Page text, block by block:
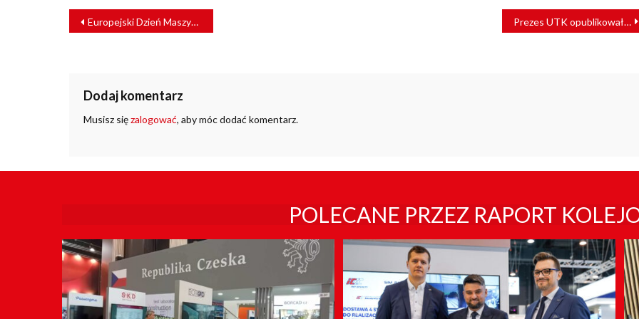
NAWIGACJA
WPISU
Europejski Dzień Maszynisty. “Ten zawód wykonywali kiedyś królowie” Prezes UTK opublikował narzędzie ułatwiające zarządzenie ryzykiem
Dodaj komentarz
Musisz sięzalogować, aby móc dodać komentarz.
POLECANE PRZEZ RAPORT